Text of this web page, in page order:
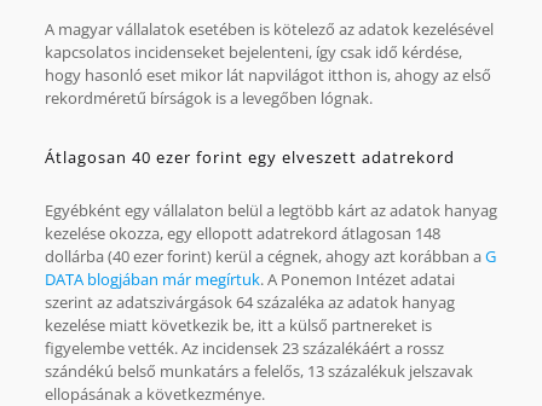
A magyar vállalatok esetében is kötelező az adatok kezelésével
kapcsolatos incidenseket bejelenteni, így csak idő kérdése,
hogy hasonló eset mikor lát napvilágot itthon is, ahogy az első
rekordméretű bírságok is a levegőben lógnak.
Átlagosan 40 ezer forint egy elveszett adatrekord
Egyébként egy vállalaton belül a legtöbb kárt az adatok hanyag
kezelése okozza, egy ellopott adatrekord átlagosan 148
dollárba (40 ezer forint) kerül a cégnek, ahogy azt korábban aG
DATA blogjában már megírtuk. A Ponemon Intézet adatai
szerint az adatszivárgások 64 százaléka az adatok hanyag
kezelése miatt következik be, itt a külső partnereket is
figyelembe vették. Az incidensek 23 százalékáért a rossz
szándékú belső munkatárs a felelős, 13 százalékuk jelszavak
ellopásának a következménye.